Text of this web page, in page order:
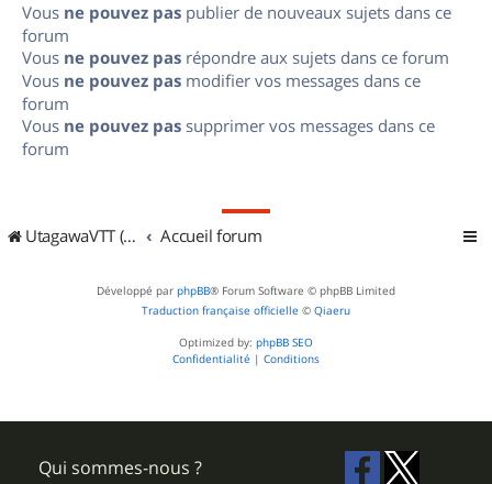
Vous ne pouvez pas publier de nouveaux sujets dans ce
forum
Vous ne pouvez pas répondre aux sujets dans ce forum
Vous ne pouvez pas modifier vos messages dans ce
forum
Vous ne pouvez pas supprimer vos messages dans ce
forum
UtagawaVTT (Randos VTT et VTTAE avec traces GPS) Accueil forum
Développé par phpBB® Forum Software © phpBB Limited
Traduction française officielle © Qiaeru
Optimized by: phpBB SEO
Confidentialité | Conditions
Qui sommes-nous ?